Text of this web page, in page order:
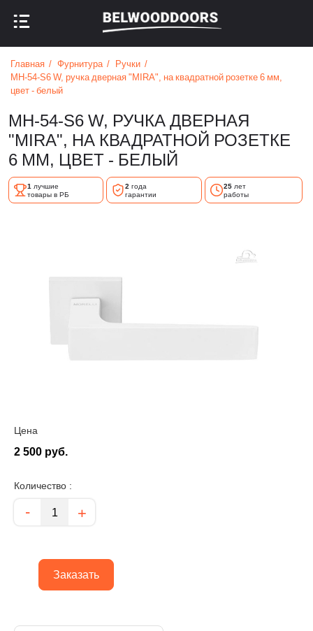
НАЗАД В МЕНЮ
НАЗАД В МЕНЮ
Главная Фурнитура
Ручки
MH-54-S6 W, ручка дверная "MIRA", на квадратной розетке 6 мм,
цвет - белый
MH-54-S6 W, РУЧКА ДВЕРНАЯ
"MIRA", НА КВАДРАТНОЙ РОЗЕТКЕ
6 ММ, ЦВЕТ - БЕЛЫЙ
1 лучшие
товары в РБ
2 года
гарантии
25лет
работы
Цена
2 500 руб.
Количество :
Количество
- +
Заказать